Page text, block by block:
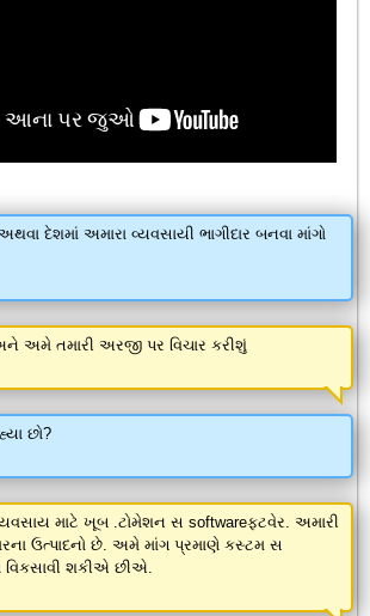
દેશમાં અમારા વ્યવસાયી ભાગીદાર બનવા માંગો
અમે તમારી અરજી પર વિચાર કરીશું
છો?
માટે ખૂબ .ટોમેશન સ softwareફ્ટવેર. અમારી
ઉત્પાદનો છે. અમે માંગ પ્રમાણે કસ્ટમ સ
શકીએ છીએ.